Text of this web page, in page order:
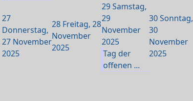
27
Donnerstag,
27 November
2025
28 Freitag, 28
November
2025
29Samstag,
29
November
2025
Tag der
offenen ...
30Sonntag,
30
November
2025